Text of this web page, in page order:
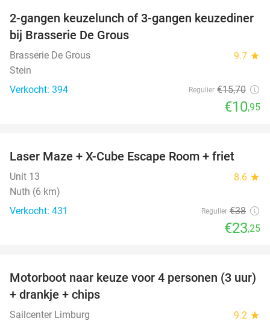
30%
2-gangen keuzelunch of 3-gangen keuzediner
bij Brasserie De Grous
Brasserie De Grous 9.7 star
Stein
Verkocht: 394
Regulier €15,70
€10,95
39%
Laser Maze + X-Cube Escape Room + friet
Unit 13 8.6 star
Nuth (6 km)
Verkocht: 431
Regulier €38
€23,25
31%
Motorboot naar keuze voor 4 personen (3 uur)
+ drankje + chips
Sailcenter Limburg 9.2 star